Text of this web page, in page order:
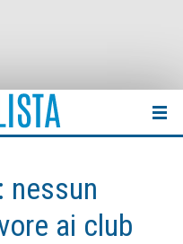
nessun
ai club